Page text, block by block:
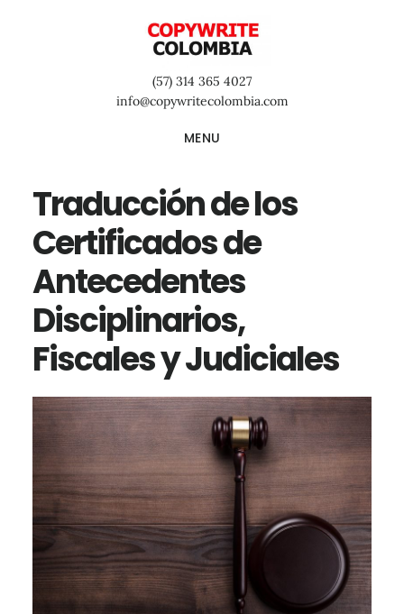
(57) 314 365 4027
info@copywritecolombia.com
MENU
Traducción de los
Certificados de
Antecedentes
Disciplinarios,
Fiscales y Judiciales